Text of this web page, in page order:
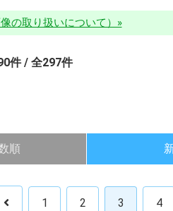
の取り扱いについて）»
件 / 全297件
順
1 2 3 4